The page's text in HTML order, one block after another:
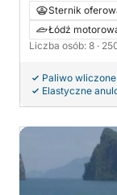
(Krabi) 250KM
Sternik
Łódź
Liczba osób: 8 ·
Paliwo
Elastyczne